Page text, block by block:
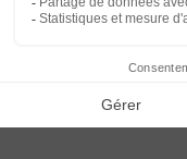
2018 - 2026